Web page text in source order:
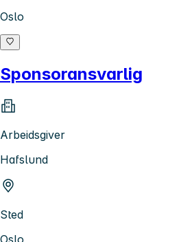
Oslo
Sponsoransvarlig
Arbeidsgiver
Hafslund
Sted
Oslo